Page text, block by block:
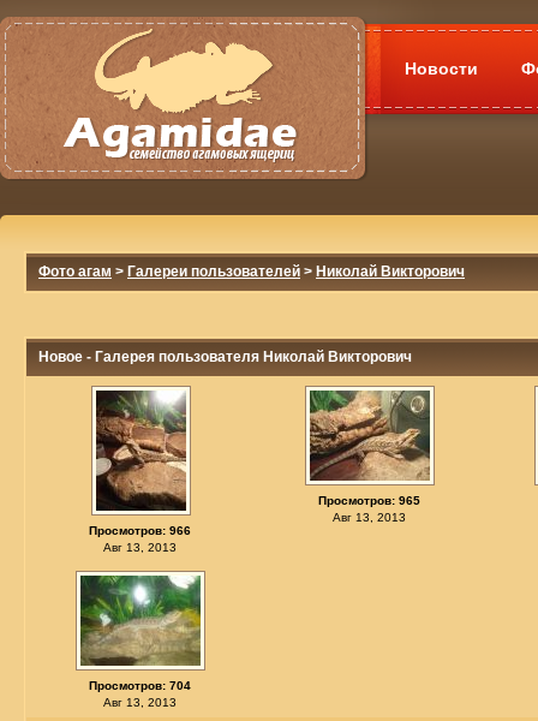
Новости
Фото агам > Галереи пользователей > Николай Викторович
Новое - Галерея пользователя Николай Викторович
Просмотров: 966
Авг 13, 2013
Просмотров: 965
Авг 13, 2013
Просмотров: 704
Авг 13, 2013